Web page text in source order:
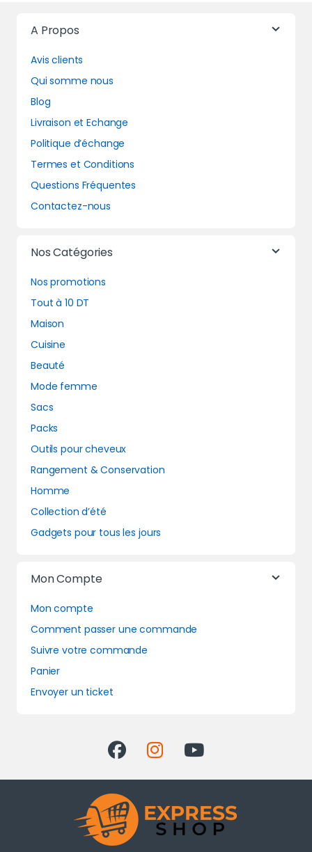
A Propos
Avis clients
Qui somme nous
Blog
Livraison et Echange
Politique d’échange
Termes et Conditions
Questions Fréquentes
Contactez-nous
Nos Catégories
Nos promotions
Tout à 10 DT
Maison
Cuisine
Beauté
Mode femme
Sacs
Packs
Outils pour cheveux
Rangement & Conservation
Homme
Collection d’été
Gadgets pour tous les jours
Mon Compte
Mon compte
Comment passer une commande
Suivre votre commande
Panier
Envoyer un ticket